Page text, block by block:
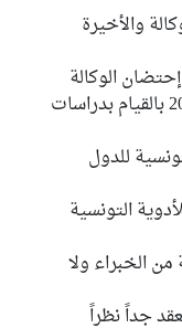
والأخيرة
الوكالة
تونس لها الإمكانية منذ سنة 2015 بالقيام بدراسات
للدول
التونسية
من الخبراء ولا
جداً نظراً